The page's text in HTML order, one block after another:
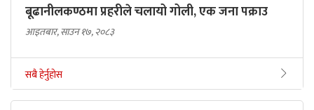
बूढानीलकण्ठमा प्रहरीले चलायो गोली, एक जना पक्राउ
आइतबार, साउन १७, २०८३
सबै हेर्नुहोस